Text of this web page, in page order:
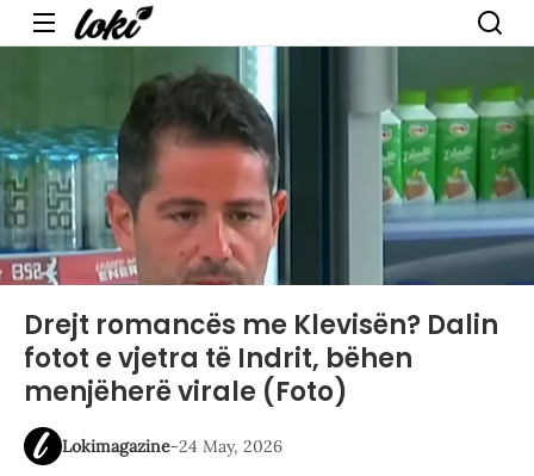
Menu
Drejt romancës me Klevisën? Dalin
fotot e vjetra të Indrit, bëhen
menjëherë virale (Foto)
Lokimagazine-24 May, 2026